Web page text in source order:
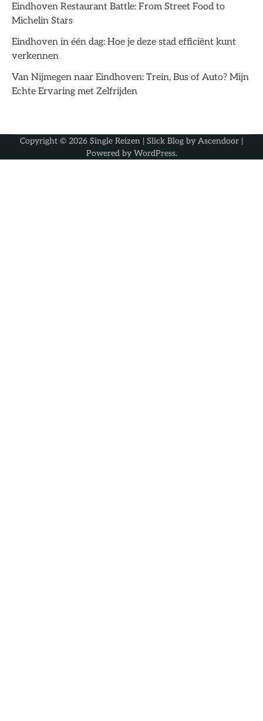
Eindhoven Restaurant Battle: From Street Food to
Michelin Stars
Eindhoven in één dag: Hoe je deze stad efficiënt kunt
verkennen
Van Nijmegen naar Eindhoven: Trein, Bus of Auto? Mijn
Echte Ervaring met Zelfrijden
Copyright © 2026 Single Reizen | Slick Blog by Ascendoor |
Powered by WordPress.